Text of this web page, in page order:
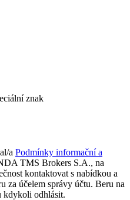
znak
a Podmínky informační a
TMS Brokers S.A., na
kontaktovat s nabídkou a
za účelem správy účtu. Beru na
kdykoli odhlásit.